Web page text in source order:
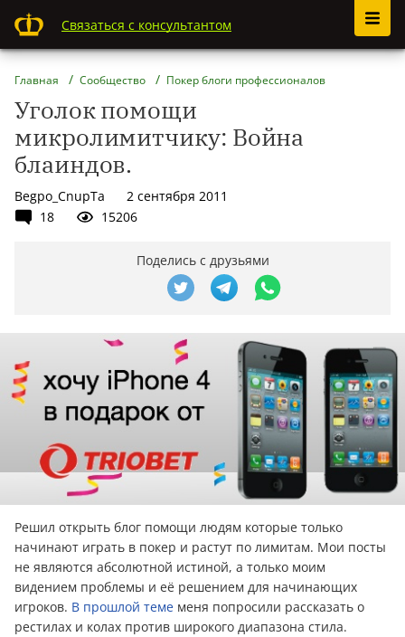
Связаться с консультантом
Главная Сообщество Покер блоги профессионалов
Уголок помощи
микролимитчику: Война
блаиндов.
Begpo_CnupTa
2 сентября 2011
18
15206
Поделись с друзьями
Решил открыть блог помощи людям которые только
начинают играть в покер и растут по лимитам. Мои посты
не являются абсолютной истиной, а только моим
видением проблемы и её решением для начинающих
игроков. В прошлой теме меня попросили рассказать о
рестилах и колах против широкого диапазона стила.